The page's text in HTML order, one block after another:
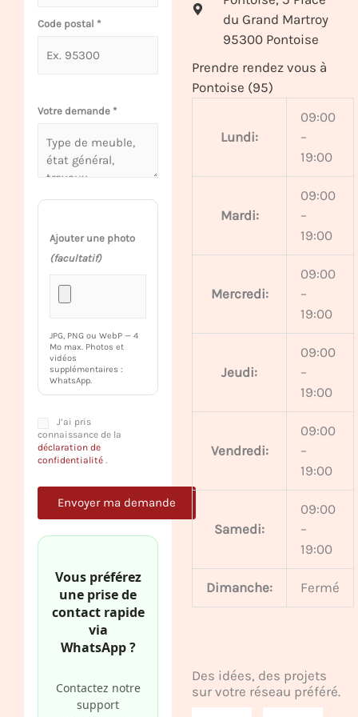
Code postal *
Votre demande *
Ajouter une photo
(facultatif)
JPG, PNG ou WebP — 4
Mo max. Photos et
vidéos
supplémentaires :
WhatsApp.
J’ai pris
connaissance de la
déclaration de
confidentialité .
Vous préférez
une prise de
contact rapide
via
WhatsApp ?
Contactez notre
support
du Grand Martroy
95300 Pontoise
Prendre rendez vous à
Pontoise (95)
Lundi:
09:00
–
19:00
Mardi:
09:00
–
19:00
Mercredi:
09:00
–
19:00
Jeudi:
09:00
–
19:00
Vendredi:
09:00
–
19:00
Samedi:
09:00
–
19:00
Dimanche: Fermé
Des idées, des projets
sur votre réseau préféré.